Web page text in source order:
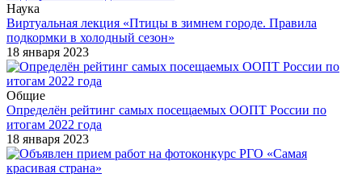
Наука
Виртуальная лекция «Птицы в зимнем городе. Правила
подкормки в холодный сезон»
18 января 2023
Общие
Определён рейтинг самых посещаемых ООПТ России по
итогам 2022 года
18 января 2023